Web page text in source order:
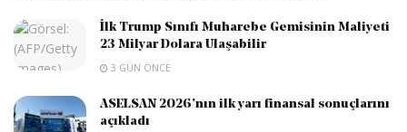
İlk Trump Sınıfı Muharebe Gemisinin Maliyeti
23 Milyar Dolara Ulaşabilir
3 GÜN ÖNCE
ASELSAN 2026’nın ilk yarı finansal sonuçlarını
açıkladı